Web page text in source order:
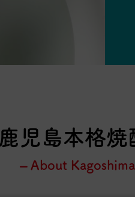
鹿児島本格焼
– About